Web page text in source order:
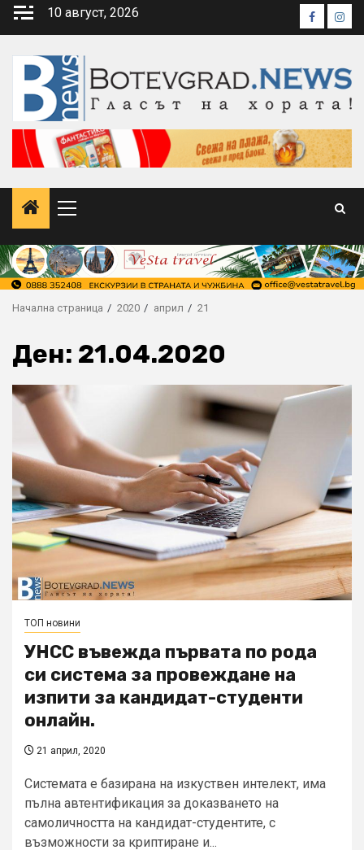
Skip
10 август, 2026 Facebook
Primary
Начална страница 2020 април 21
Ден: 21.04.2020
ТОП новини
УНСС въвежда първата по рода
си система за провеждане на
изпити за кандидат-студенти
онлайн.
21 април, 2020
Системата е базирана на изкуствен интелект, има
пълна автентификация за доказването на
самоличността на кандидат-студентите, с
възможности за криптиране и...